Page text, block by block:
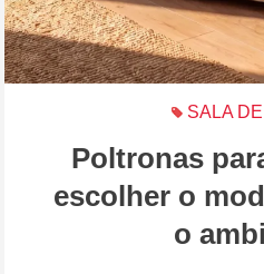
SALA
Poltronas
escolher o
o